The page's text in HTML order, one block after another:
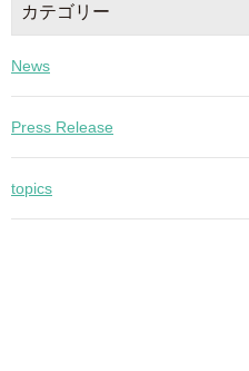
カテゴリー
News
Press Release
topics